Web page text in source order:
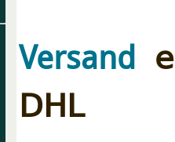
Versand
DHL